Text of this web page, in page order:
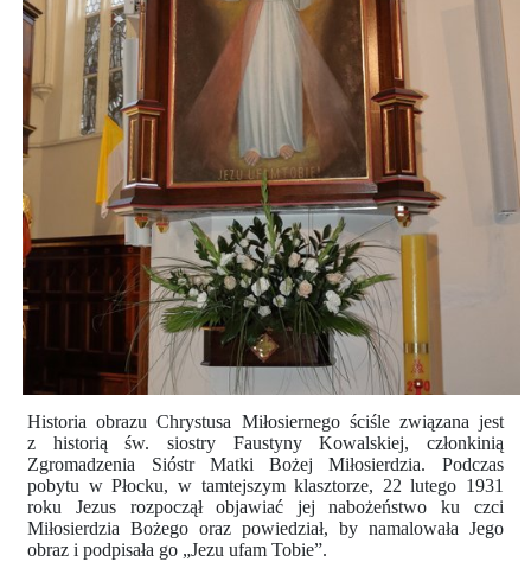
Historia obrazu Chrystusa Miłosiernego ściśle związana jest
z historią św. siostry Faustyny Kowalskiej, członkinią
Zgromadzenia Sióstr Matki Bożej Miłosierdzia. Podczas
pobytu w Płocku, w tamtejszym klasztorze, 22 lutego 1931
roku Jezus rozpoczął objawiać jej nabożeństwo ku czci
Miłosierdzia Bożego oraz powiedział, by namalowała Jego
obraz i podpisała go „Jezu ufam Tobie”.